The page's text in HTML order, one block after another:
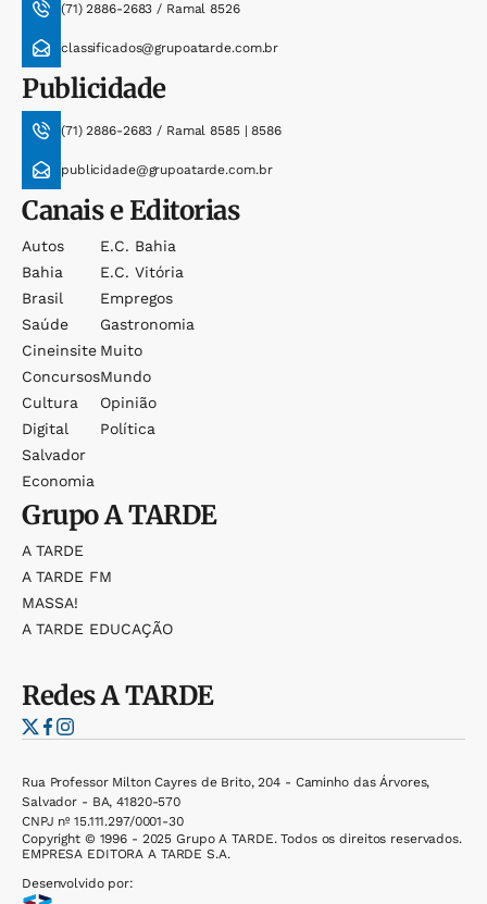
(71) 2886-2683 / Ramal 8526
classificados@grupoatarde.com.br
Publicidade
(71) 2886-2683 / Ramal 8585 | 8586
publicidade@grupoatarde.com.br
Canais e Editorias
Autos
Bahia
Brasil
Saúde
Cineinsite
Concursos
Cultura
Digital
Salvador
Economia
E.c. Bahia
E.c. Vitória
Empregos
Gastronomia
Muito
Mundo
Opinião
Política
GrupoA TARDE
A TARDE
A TARDE FM
MASSA!
A TARDE EDUCAÇÃO
RedesA TARDE
Rua Professor Milton Cayres de Brito, 204 - Caminho das Árvores,
Salvador - BA, 41820-570
CNPJ nº 15.111.297/0001-30
Copyright © 1996 - 2025 Grupo A TARDE. Todos os direitos reservados.
EMPRESA EDITORA A TARDE S.A.
Desenvolvido por: